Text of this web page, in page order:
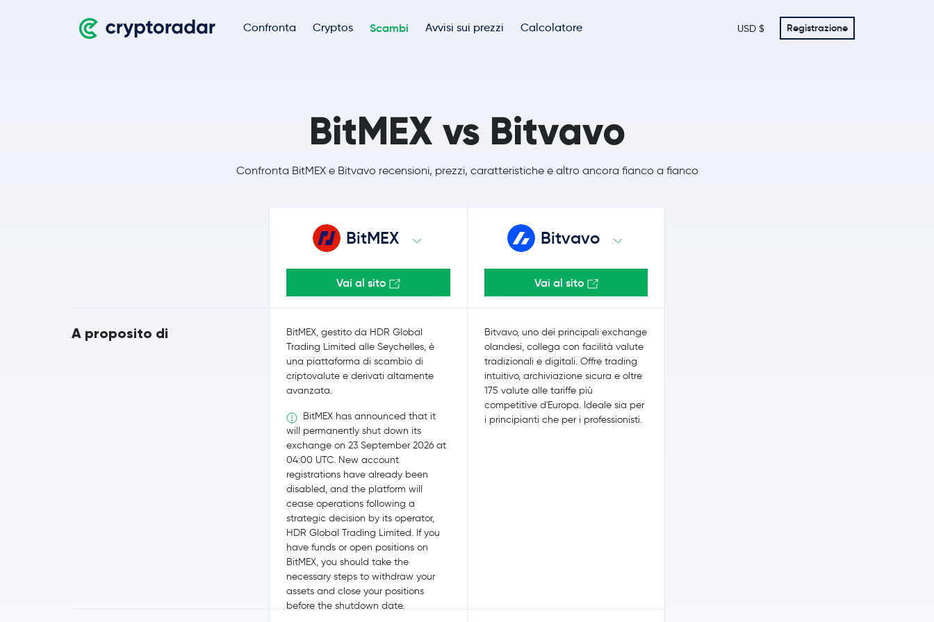
Confronta Cryptos Scambi Avvisi sui prezzi Calcolatore USD $ Registrazione
BitMEX vs Bitvavo
Confronta BitMEX e Bitvavo recensioni, prezzi, caratteristiche e altro ancora fianco a fianco
A proposito di
BitMEX
Vai al sito
BitMEX, gestito da HDR Global
Trading Limited alle Seychelles, è
una piattaforma di scambio di
criptovalute e derivati altamente
avanzata.
BitMEX has announced that it
will permanently shut down its
exchange on 23 September 2026 at
04:00 UTC. New account
registrations have already been
disabled, and the platform will
cease operations following a
strategic decision by its operator,
HDR Global Trading Limited. If you
have funds or open positions on
BitMEX, you should take the
necessary steps to withdraw your
assets and close your positions
before the shutdown date.
Bitvavo
Vai al sito
Bitvavo, uno dei principali exchange
olandesi, collega con facilità valute
tradizionali e digitali. Offre trading
intuitivo, archiviazione sicura e oltre
175 valute alle tariffe più
competitive d'Europa. Ideale sia per
i principianti che per i professionisti.